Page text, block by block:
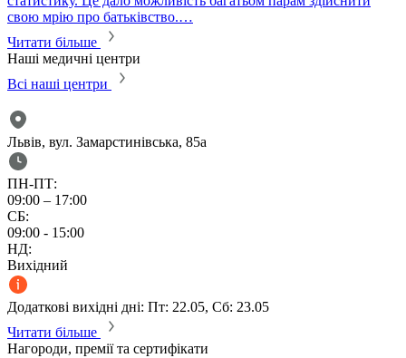
свою мрію про батьківство.…
Читати більше
Наші медичні центри
Всі наші центри
Львів, вул. Замарстинівська, 85а
ПН-ПТ:
09:00 – 17:00
СБ:
09:00 - 15:00
НД:
Вихідний
Додаткові вихідні дні: Пт: 22.05, Сб: 23.05
Читати більше
Нагороди, премії та сертифікати